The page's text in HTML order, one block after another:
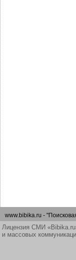
www.bibika.ru -
Лицензия СМИ
и массовых